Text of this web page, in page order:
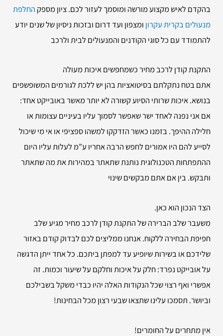
בהקדם לאיש מקצוע מורשה ומוסמך לעזור לכם. ציון מספק החלפת
מנעולים בקרית עקרון ומצפון ועד דרום ובזכות ניסיון של שנים יודע
להתמודד עם כל סוגי הקודנים והמנעולים לבית ולרכב
התקנת קודן לרכב מחיר כשמחפשים איכות מעולה
אתם בטח נתקלתם בסיטואציות בהן יש ללכת לגורמים המשופשפים
בנושא. איכות שרותי הסיוע קשורה לא יותר מאשר באובייקט אחד:
אם אני נפנה לאחד ישר שאפשר לסמוך עליו בעיניים עצומות או
חלילה ההיפך. בזמנו כאשר הזדקקו למשהו ספציפי או אי מי שיכול
לסייע להם היו אמורים לחפש הרבה אחריו ע”מ לעלות עליו היום
ההתפתחות הטכנולוגית נותנת שתאתר במהירות את מה שתאתר
ותבקש. בין אם אתם מבקשים שינוי
הצד הנכון הוא כאן.
משעבר שלב הברירה של התקנת קודן לרכב מחיר מגיע שלב
חפיפת הבחירה ללקוח. אנחנו ממליצים לכם לבדוק קודם באזור
שלידכם או בשירות שיופיע עד למפתן ביתכם. כל אחד ייתן הדגשה
על אובייקט נפרד: חלק על איכות וחלקם על שיעור וכמות. זה
אפשרי ואף רצוי שכל הנקודות האלה יהיו כבדי משקל בשבילכם
וביושר. תסמכו עלינו שתצאו שבעי רצון מכל הבחינות!
אין מתחרים על החומרים!